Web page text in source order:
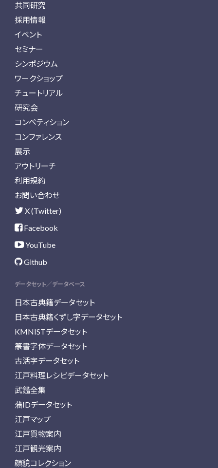
共同研究
採用情報
イベント
セミナー
シンポジウム
ワークショップ
チュートリアル
研究会
コンペティション
コンファレンス
展示
アウトリーチ
利用規約
お問い合わせ
X (Twitter)
Facebook
YouTube
Github
データセット／データベース
日本古典籍データセット
日本古典籍くずし字データセット
KMNISTデータセット
篆書字体データセット
古活字データセット
江戸料理レシピデータセット
武鑑全集
藩IDデータセット
江戸マップ
江戸買物案内
江戸観光案内
顔貌コレクション